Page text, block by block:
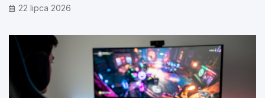
22 lipca 2026